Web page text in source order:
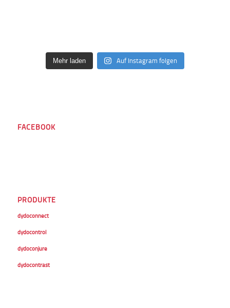
Mehr laden Auf Instagram folgen
FACEBOOK
PRODUKTE
dydoconnect
dydocontrol
dydoconjure
dydocontrast